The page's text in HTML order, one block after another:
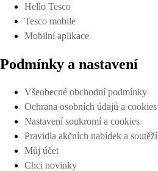
Hello Tesco
Tesco mobile
Mobilní aplikace
Podmínky a nastavení
Všeobecné obchodní podmínky
Ochrana osobních údajů a cookies
Nastavení soukromí a cookies
Pravidla akčních nabídek a soutěží
Můj účet
Chci novinky